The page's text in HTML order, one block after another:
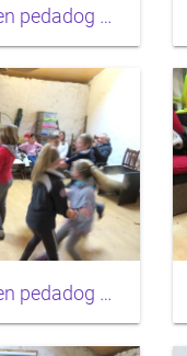
21 enfant chien pedadog 2020-02-24
16 enfant chien pedadog 2020-02-24